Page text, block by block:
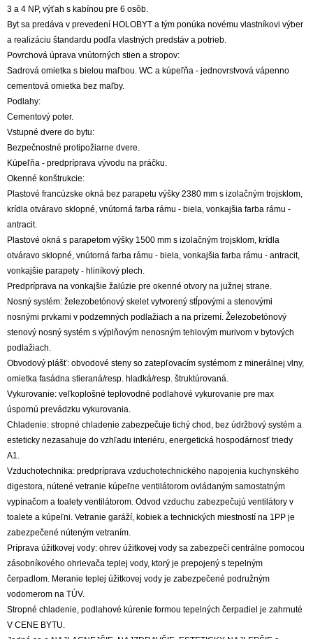
3 a 4 NP, výťah s kabínou pre 6 osôb.
Byt sa predáva v prevedení HOLOBYT a tým ponúka novému vlastníkovi výber
a realizáciu štandardu podľa vlastných predstáv a potrieb.
Povrchová úprava vnútorných stien a stropov:
Sadrová omietka s bielou maľbou. WC a kúpeľňa - jednovrstvová vápenno
cementová omietka bez maľby.
Podlahy:
Cementový poter.
Vstupné dvere do bytu:
Bezpečnostné protipožiarne dvere.
Kúpeľňa - predpríprava vývodu na práčku.
Okenné konštrukcie:
Plastové francúzske okná bez parapetu výšky 2380 mm s izolačným trojsklom,
krídla otváravo sklopné, vnútorná farba rámu - biela, vonkajšia farba rámu -
antracit.
Plastové okná s parapetom výšky 1500 mm s izolačným trojsklom, krídla
otváravo sklopné, vnútorná farba rámu - biela, vonkajšia farba rámu - antracit,
vonkajšie parapety - hliníkový plech.
Predpríprava na vonkajšie žalúzie pre okenné otvory na južnej strane.
Nosný systém: železobetónový skelet vytvorený stĺpovými a stenovými
nosnými prvkami v podzemných podlažiach a na prízemí. Železobetónový
stenový nosný systém s výplňovým nenosným tehlovým murivom v bytových
podlažiach.
Obvodový plášť: obvodové steny so zatepľovacím systémom z minerálnej vlny,
omietka fasádna stieraná/resp. hladká/resp. štruktúrovaná.
Vykurovanie: veľkoplošné teplovodné podlahové vykurovanie pre max
úspornú prevádzku vykurovania.
Chladenie: stropné chladenie zabezpečuje tichý chod, bez údržbový systém a
esteticky nezasahuje do vzhľadu interiéru, energetická hospodárnosť triedy
A1.
Vzduchotechnika: predpríprava vzduchotechnického napojenia kuchynského
digestora, nútené vetranie kúpeľne ventilátorom ovládaným samostatným
vypínačom a toalety ventilátorom. Odvod vzduchu zabezpečujú ventilátory v
toalete a kúpeľni. Vetranie garáží, kobiek a technických miestností na 1PP je
zabezpečené núteným vetraním.
Príprava úžitkovej vody: ohrev úžitkovej vody sa zabezpečí centrálne pomocou
zásobníkového ohrievača teplej vody, ktorý je prepojený s tepelným
čerpadlom. Meranie teplej úžitkovej vody je zabezpečené podružným
vodomerom na TÚV.
Stropné chladenie, podlahové kúrenie formou tepelných čerpadiel je zahrnuté
V CENE BYTU.